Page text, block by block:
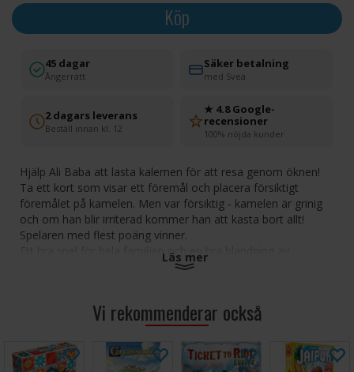
Köp
45 dagar
Ångerrätt
Säker betalning
med Svea
2 dagars leverans
Beställ innan kl. 12
★ 4.8 Google-
recensioner
100% nöjda kunder
Hjälp Ali Baba att lasta kalemen för att resa genom öknen!
Ta ett kort som visar ett föremål och placera försiktigt
föremålet på kamelen. Men var försiktig - kamelen är grinig
och om han blir irriterad kommer han att kasta bort allt!
Spelaren med flest poäng vinner.
Ett bra spel för hela familjen och en bra blandning av
15 minuter Språk: Norska
Läs mer
Vi rekommenderar också